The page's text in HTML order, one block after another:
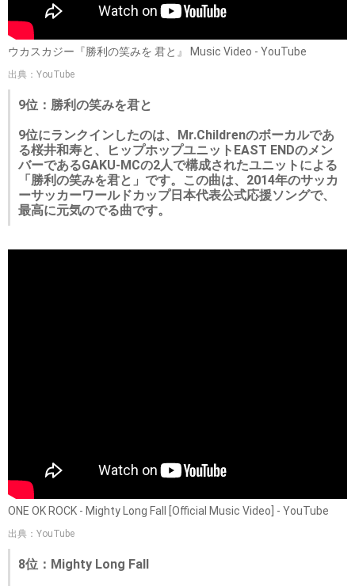
ウカスカジー『勝利の笑みを 君と』 Music Video - YouTube
出典：YouTube
9位：勝利の笑みを君と
9位にランクインしたのは、Mr.Childrenのボーカルであ
る桜井和寿と、ヒップホップユニットEAST ENDのメン
バーであるGAKU-MCの2人で構成されたユニットによる
「勝利の笑みを君と」です。この曲は、2014年のサッカ
ーサッカーワールドカップ日本代表公式応援ソングで、
最高に元気のでる曲です。
ONE OK ROCK - Mighty Long Fall [Official Music Video] - YouTube
出典：YouTube
8位：Mighty Long Fall